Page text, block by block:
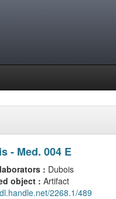
- Med. 004 E
: Dubois
object : Artifact
2268.1/489